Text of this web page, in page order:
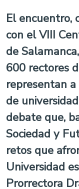
El encuentro,
con el VIII
de
600 rectores
representan
de
debate que,
Sociedad y
retos que
Universidad
Prorrectora